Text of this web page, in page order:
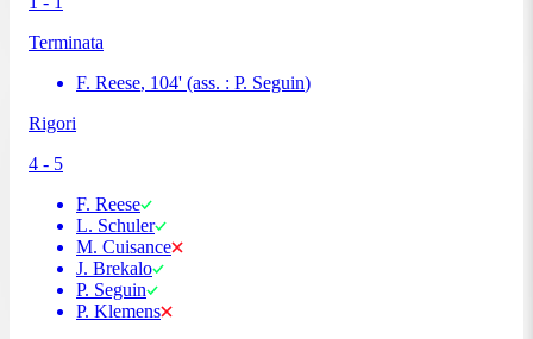
Terminata
F. Reese, 104' (ass. : P. Seguin)
Rigori
4 - 5
F. Reese
L. Schuler
M. Cuisance
J. Brekalo
P. Seguin
P. Klemens